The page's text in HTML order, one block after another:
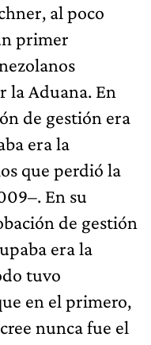
al poco
primer
la Aduana. En
de gestión era
era la
que perdió la
En su
de gestión
era la
tuvo
en el primero,
nunca fue el